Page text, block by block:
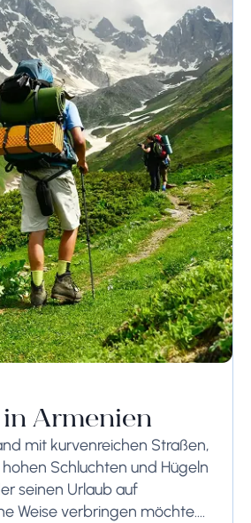
Armenien
mit kurvenreichen Straßen,
Schluchten und Hügeln
seinen Urlaub auf
Weise verbringen möchte.